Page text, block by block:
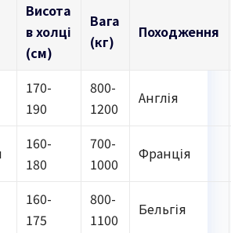
Висота
в холці
(см)
Вага
(кг)
Походження
170-
190
800-
1200
Англія
160-
180
700-
1000
Франція
160-
175
800-
1100
Бельгія